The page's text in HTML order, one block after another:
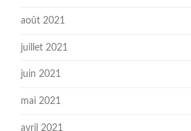
août 2021
juillet 2021
juin 2021
mai 2021
avril 2021